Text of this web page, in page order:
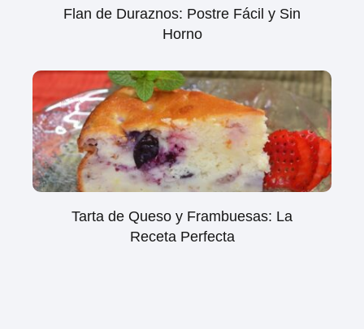
Flan de Duraznos: Postre Fácil y Sin
Horno
Tarta de Queso y Frambuesas: La
Receta Perfecta